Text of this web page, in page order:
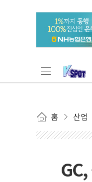
홈 산업